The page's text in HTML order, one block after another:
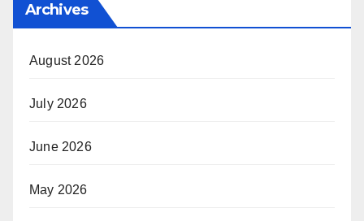
Archives
August 2026
July 2026
June 2026
May 2026